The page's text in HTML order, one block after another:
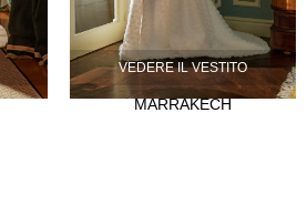
VEDERE IL VESTITO
MARRAKECH